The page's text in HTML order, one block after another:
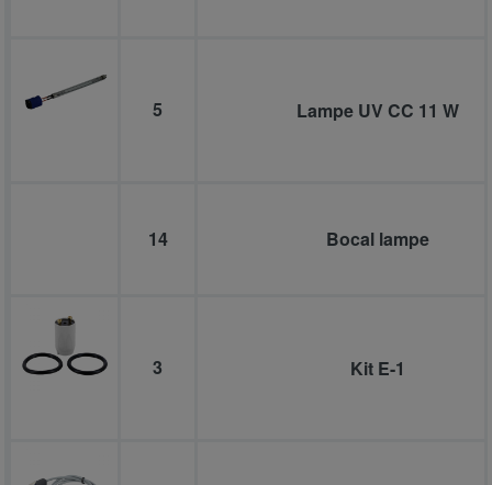
5 Lampe UV CC 11 W
14 Bocal lampe
3 Kit E-1